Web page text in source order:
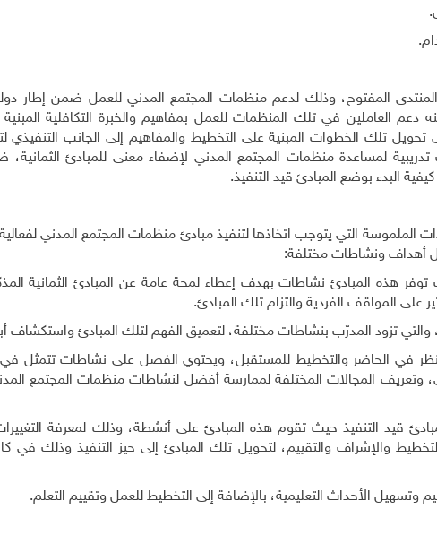
المفتوح، وذلك لدعم منظمات المجتمع المدني للعمل ضمن إطار
العاملين في تلك المنظمات للعمل بمفاهيم والخبرة التكافلية
تلك الخطوات المبنية على التخطيط والمفاهيم إلى الجانب التنفيذي
لمساعدة منظمات المجتمع المدني لإضفاء معنى للمبادئ
البدء بوضع المبادئ قيد التنفيذ.
الملموسة التي يتوجب اتخاذها لتنفيذ مبادئ منظمات المجتمع المدني لفعالية
أهداف ونشاطات مختلفة:
هذه المبادئ نشاطات بهدف إعطاء لمحة عامة عن المبادئ الثمانية
على المواقف الفردية والتزام تلك المبادئ.
والتي تزود المدرّب بنشاطات مختلفة، لتعميق الفهم لتلك المبادئ واستكشاف
للنظر في الحاضر والتخطيط للمستقبل، ويحتوي الفصل على نشاطات تتمثل
وتعريف المجالات المختلفة لممارسة أفضل لنشاطات منظمات المجتمع
قيد التنفيذ حيث تقوم هذه المبادئ على أنشطة، وذلك لمعرفة
والإشراف والتقييم، لتحويل تلك المبادئ إلى حيز التنفيذ وذلك
الأحداث التعليمية، بالإضافة إلى التخطيط للعمل وتقييم التعلم.